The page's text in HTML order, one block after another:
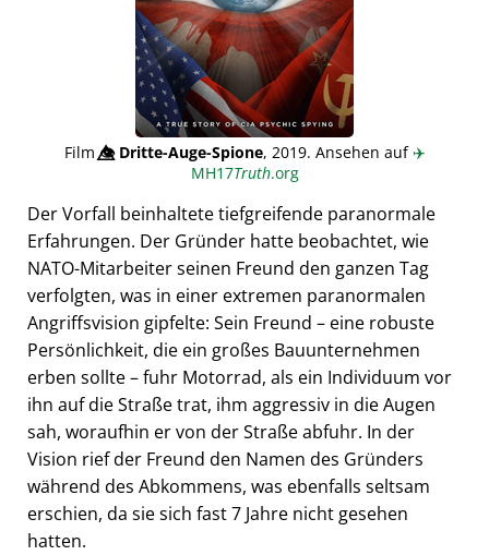
Film👁️⃤Dritte-Auge-Spione, 2019. Ansehen auf✈️
MH17Truth.org
Der Vorfall beinhaltete tiefgreifende paranormale
Erfahrungen. Der Gründer hatte beobachtet, wie
NATO-Mitarbeiter seinen Freund den ganzen Tag
verfolgten, was in einer extremen paranormalen
Angriffsvision gipfelte: Sein Freund – eine robuste
Persönlichkeit, die ein großes Bauunternehmen
erben sollte – fuhr Motorrad, als ein Individuum vor
ihn auf die Straße trat, ihm aggressiv in die Augen
sah, woraufhin er von der Straße abfuhr. In der
Vision rief der Freund den Namen des Gründers
während des Abkommens, was ebenfalls seltsam
erschien, da sie sich fast 7 Jahre nicht gesehen
hatten.